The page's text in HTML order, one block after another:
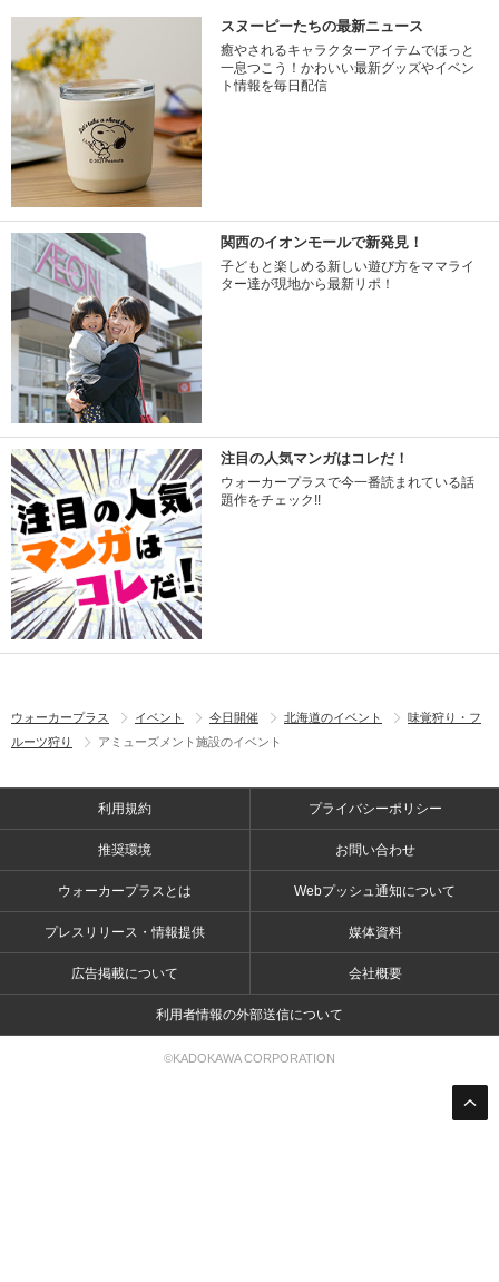
スヌーピーたちの最新ニュース
癒やされるキャラクターアイテムでほっと
一息つこう！かわいい最新グッズやイベン
ト情報を毎日配信
関西のイオンモールで新発見！
子どもと楽しめる新しい遊び方をママライ
ター達が現地から最新リポ！
注目の人気マンガはコレだ！
ウォーカープラスで今一番読まれている話
題作をチェック!!
ウォーカープラス イベント 今日開催 北海道のイベント
味覚狩り・フ
ルーツ狩り
アミューズメント施設のイベント
利用規約 プライバシーポリシー
推奨環境 お問い合わせ
ウォーカープラスとは Webプッシュ通知について
プレスリリース・情報提供 媒体資料
広告掲載について 会社概要
利用者情報の外部送信について
©KADOKAWA CORPORATION